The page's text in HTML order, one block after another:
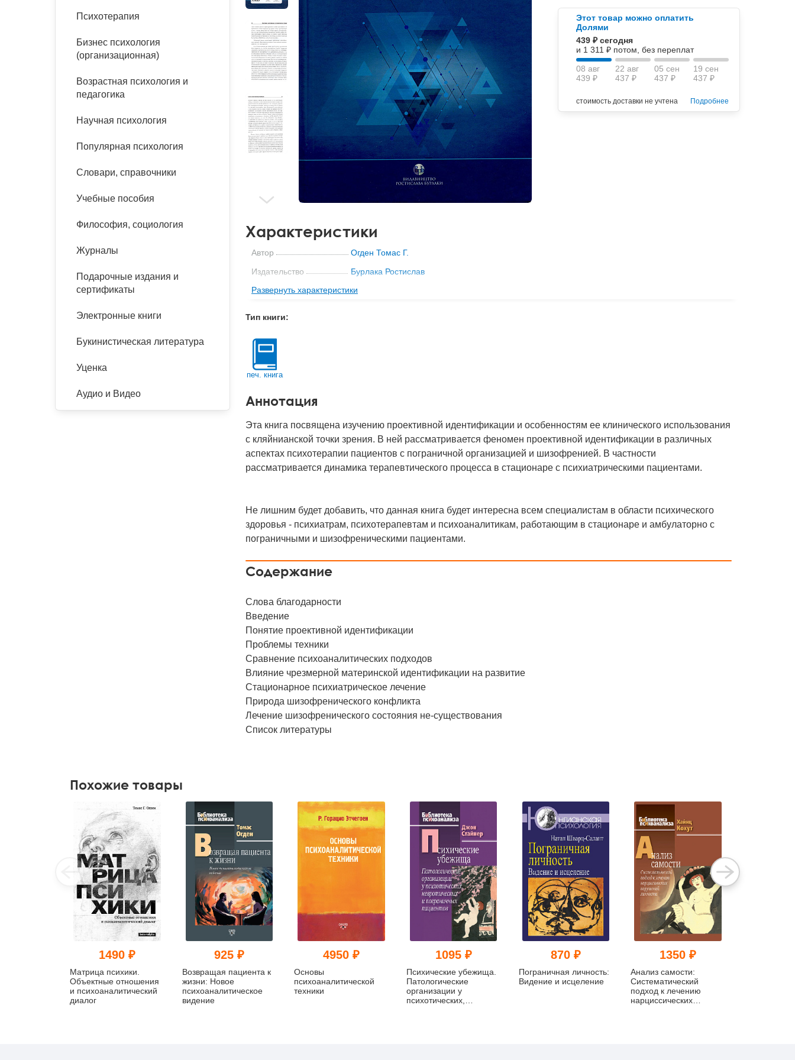
Расстройства пищевого
Тревожные расстройства,
Песочная терапия
Психодрама
Сказкотерапия
Другие направления
психотерапии
Классический, эриксоновский
Психология труда и
Психофизиология
Социальная психология
Социальная и
Учебная литература
Классический и юнгианский
Этот товар можно оплатить
Долями
439 ₽ сегодня
и 1 311 ₽ потом, без переплат
08 авг
439 ₽
22 авг
437 ₽
05 сен
437 ₽
19 сен
437 ₽
стоимость доставки не учтена Подробнее
Характеристики
Автор
Огден Томас Г.
Издательство
Бурлака Ростислав
Формат книги
153x214x16 мм
Кол-во стр
Год
Код
Развернуть характеристики
Тип книги:
печ. книга
Аннотация
Эта книга посвящена изучению проективной идентификации и особенностям ее клинического использования
с кляйнианской точки зрения. В ней рассматривается феномен проективной идентификации в различных
аспектах психотерапии пациентов с пограничной организацией и шизофренией. В частности
рассматривается динамика терапевтического процесса в стационаре с психиатрическими пациентами.
Не лишним будет добавить, что данная книга будет интересна всем специалистам в области психического
здоровья - психиатрам, психотерапевтам и психоаналитикам, работающим в стационаре и амбулаторно с
пограничными и шизофреническими пациентами.
Содержание
Слова благодарности
Введение
Понятие проективной идентификации
Проблемы техники
Сравнение психоаналитических подходов
Влияние чрезмерной материнской идентификации на развитие
Стационарное психиатрическое лечение
Природа шизофренического конфликта
Лечение шизофренического состояния не-существования
Список литературы
Психотерапия
Бизнес психология
(организационная)
Возрастная психология и
педагогика
Научная психология
Популярная психология
Словари, справочники
Учебные пособия
Философия, социология
Журналы
Подарочные издания и
сертификаты
Электронные книги
Букинистическая литература
Уценка
Аудио и Видео
Похожие товары
1490 ₽
Матрица психики.
Объектные отношения
и психоаналитический
диалог
925 ₽
Возвращая пациента к
жизни: Новое
психоаналитическое
видение
4950 ₽
Основы
психоаналитической
техники
1095 ₽
Психические убежища.
Патологические
организации у
психотических,
870 ₽
Пограничная личность:
Видение и исцеление
1350 ₽
Анализ самости:
Систематический
подход к лечению
нарциссических